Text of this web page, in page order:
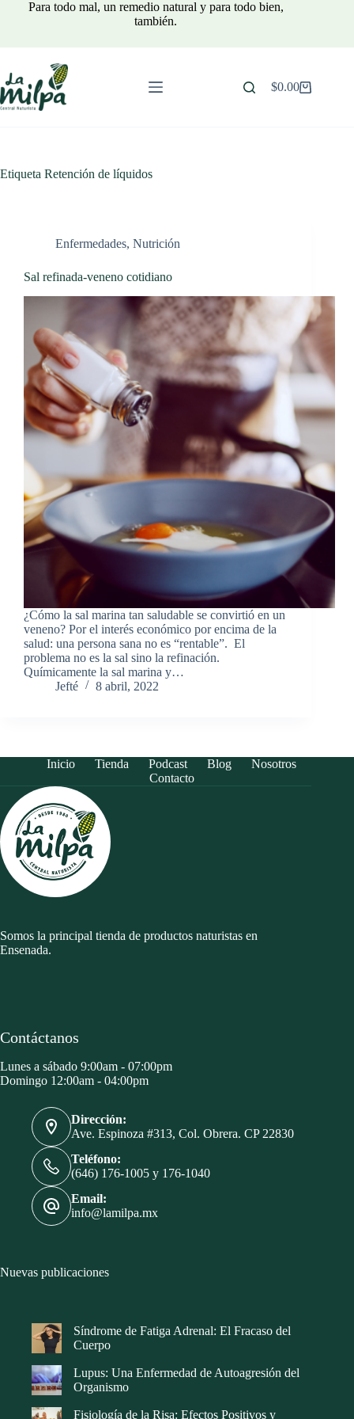
Para todo mal, un remedio natural y para todo bien,
también.
Carro
$0.00
Etiqueta Retención de líquidos
Enfermedades, Nutrición
Sal refinada-veneno cotidiano
¿Cómo la sal marina tan saludable se convirtió en un
veneno? Por el interés económico por encima de la
salud: una persona sana no es “rentable”. El
problema no es la sal sino la refinación.
Químicamente la sal marina y…
Jefté
8 abril, 2022
Inicio Tienda Podcast Blog
Nosotros
Contacto
Somos la principal tienda de productos naturistas en
Ensenada.
Contáctanos
Lunes a sábado 9:00am - 07:00pm
Domingo 12:00am - 04:00pm
Dirección:
Ave. Espinoza #313, Col. Obrera. CP 22830
Teléfono:
(646) 176-1005 y 176-1040
Email:
info@lamilpa.mx
Nuevas publicaciones
Síndrome de Fatiga Adrenal: El Fracaso del
Cuerpo
Lupus: Una Enfermedad de Autoagresión del
Organismo
Fisiología de la Risa: Efectos Positivos y